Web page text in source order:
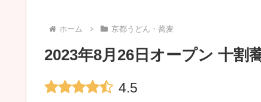
ホーム 京都うどん・蕎麦
2023年8月26日オープン 十割
4.5